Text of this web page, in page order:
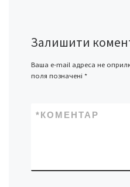
Залишити
Ваша e-mail адреса не
поля позначені *
КОМЕНТАР
*